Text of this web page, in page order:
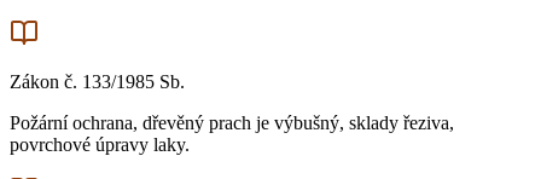
Zákon č. 133/1985 Sb.
Požární ochrana, dřevěný prach je výbušný, sklady řeziva,
povrchové úpravy laky.